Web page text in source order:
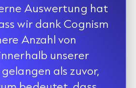
Auswertung hat
wir dank Cognism
Anzahl von
unserer
als zuvor,